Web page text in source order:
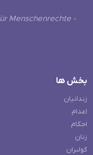
Menschenrechte -
بخش ها
زندانیان
اعدام
احکام
زنان
کولبران